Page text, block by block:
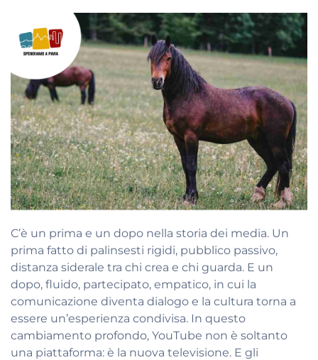
C’è un prima e un dopo nella storia dei media. Un
prima fatto di palinsesti rigidi, pubblico passivo,
distanza siderale tra chi crea e chi guarda. E un
dopo, fluido, partecipato, empatico, in cui la
comunicazione diventa dialogo e la cultura torna a
essere un’esperienza condivisa. In questo
cambiamento profondo, YouTube non è soltanto
una piattaforma: è la nuova televisione. E gli